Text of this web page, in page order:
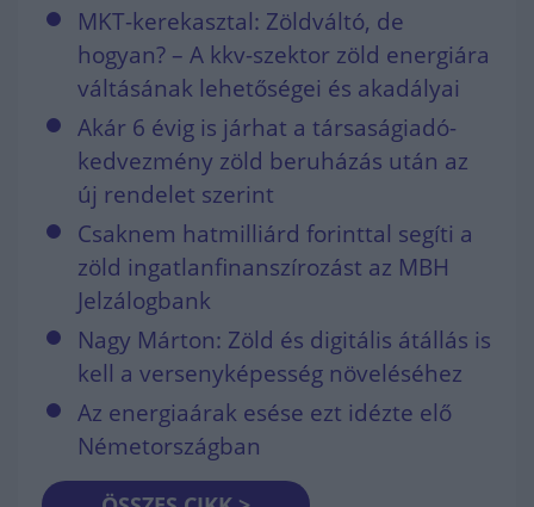
MKT-kerekasztal: Zöldváltó, de
hogyan? – A kkv-szektor zöld energiára
váltásának lehetőségei és akadályai
Akár 6 évig is járhat a társaságiadó-
kedvezmény zöld beruházás után az
új rendelet szerint
Csaknem hatmilliárd forinttal segíti a
zöld ingatlanfinanszírozást az MBH
Jelzálogbank
Nagy Márton: Zöld és digitális átállás is
kell a versenyképesség növeléséhez
Az energiaárak esése ezt idézte elő
Németországban